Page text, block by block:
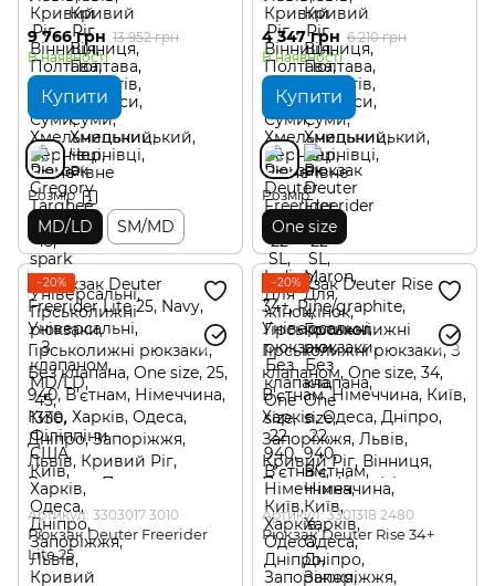
9 766 грн 13 952 грн
В наявності
Купити
Розмір
MD/LD SM/MD
4 347 грн 6 210 грн
В наявності
Купити
Розмір
One size
−20%
Артикул: 3303017 3010
Рюкзак Deuter Freerider
Lite 25
−20%
Артикул: 3301318 2480
Рюкзак Deuter Rise 34+